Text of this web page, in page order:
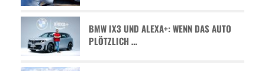
BMW IX3 UND ALEXA+: WENN DAS AUTO
PLÖTZLICH …